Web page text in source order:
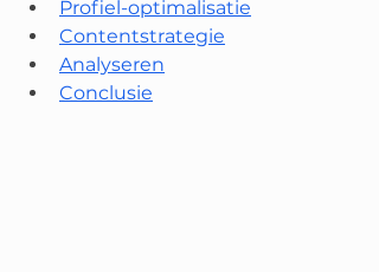
Profiel-optimalisatie
Contentstrategie
Analyseren
Conclusie